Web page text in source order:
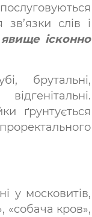
слів і
явище ісконно
брутальні,
ґрунтується
у московитів,
«cобача кров»,